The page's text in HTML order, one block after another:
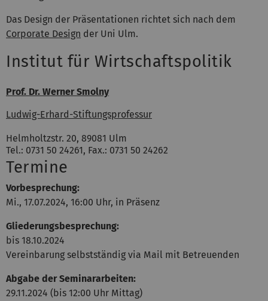
Das Design der Präsentationen richtet sich nach dem
Corporate Design der Uni Ulm.
Institut für Wirtschaftspolitik
Prof. Dr. Werner Smolny
Ludwig-Erhard-Stiftungsprofessur
Helmholtzstr. 20, 89081 Ulm
Tel.: 0731 50 24261, Fax.: 0731 50 24262
Termine
Vorbesprechung:
Mi., 17.07.2024, 16:00 Uhr, in Präsenz
Gliederungsbesprechung:
bis 18.10.2024
Vereinbarung selbstständig via Mail mit Betreuenden
Abgabe der Seminararbeiten:
29.11.2024 (bis 12:00 Uhr Mittag)